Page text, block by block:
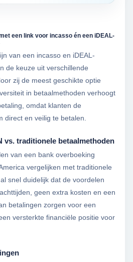
een link voor incasso én een iDEAL-
van een incasso en iDEAL-
de keuze uit verschillende
zij de meest geschikte optie
in betaalmethoden verhoogt
omdat klanten de
direct en veilig te betalen.
vs. traditionele betaalmethoden
van een bank overboeking
vergelijken met traditionele
snel duidelijk dat de voordelen
geen extra kosten en een
betalingen zorgen voor een
versterkte financiële positie voor